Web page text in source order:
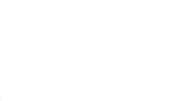
člověkem. Stroj mohl určité části